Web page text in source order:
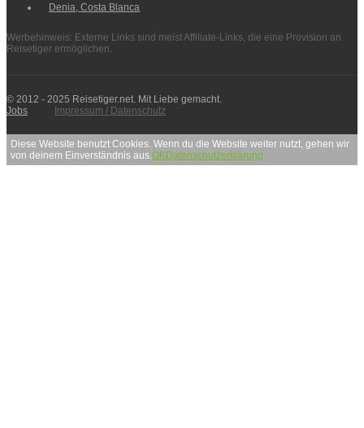
Denia, Costa Blanca
Werbehinweis: Externe Links sind meist Affiliate-Links, die eine Provision an
Reisetiger ermöglichen.
© 2012 - 2025 Reisetiger.net. Mit Liebe gemacht.
Jobs
Impressum / Datenschutz
Diese Website benutzt Cookies. Wenn du die Website weiter nutzt, gehen wir
von deinem Einverständnis aus. OKDatenschutzerklärung